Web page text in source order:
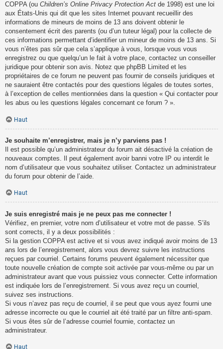
COPPA (ou Children’s Online Privacy Protection Act de 1998) est une loi
aux États-Unis qui dit que les sites Internet pouvant recueillir des
informations de mineurs de moins de 13 ans doivent obtenir le
consentement écrit des parents (ou d’un tuteur légal) pour la collecte de
ces informations permettant d’identifier un mineur de moins de 13 ans. Si
vous n’êtes pas sûr que cela s’applique à vous, lorsque vous vous
enregistrez ou que quelqu’un le fait à votre place, contactez un conseiller
juridique pour obtenir son avis. Notez que phpBB Limited et les
propriétaires de ce forum ne peuvent pas fournir de conseils juridiques et
ne sauraient être contactés pour des questions légales de toutes sortes,
à l’exception de celles mentionnées dans la question « Qui contacter pour
les abus ou les questions légales concernant ce forum ? ».
Haut
Je souhaite m’enregistrer, mais je n’y parviens pas !
Il est possible qu’un administrateur du forum ait désactivé la création de
nouveaux comptes. Il peut également avoir banni votre IP ou interdit le
nom d’utilisateur que vous souhaitez utiliser. Contactez un administrateur
du forum pour obtenir de l’aide.
Haut
Je suis enregistré mais je ne peux pas me connecter !
Vérifiez, en premier, votre nom d’utilisateur et votre mot de passe. S’ils
sont corrects, il y a deux possibilités :
Si la gestion COPPA est active et si vous avez indiqué avoir moins de 13
ans lors de l’enregistrement, alors vous devrez suivre les instructions
reçues par courriel. Certains forums peuvent également nécessiter que
toute nouvelle création de compte soit activée par vous-même ou par un
administrateur avant que vous puissiez vous connecter. Cette information
est indiquée lors de l’enregistrement. Si vous avez reçu un courriel,
suivez ses instructions.
Si vous n’avez pas reçu de courriel, il se peut que vous ayez fourni une
adresse incorrecte ou que le courriel ait été traité par un filtre anti-spam.
Si vous êtes sûr de l’adresse courriel fournie, contactez un
administrateur.
Haut